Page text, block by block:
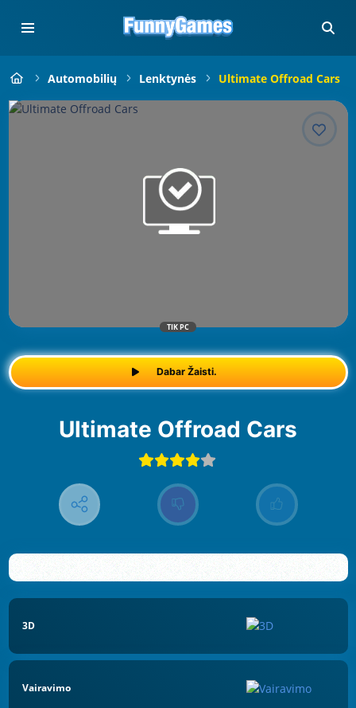
Automobilių Lenktynės Ultimate Offroad Cars
TIK PC
Dabar Žaisti.
Ultimate Offroad Cars
3D
Vairavimo